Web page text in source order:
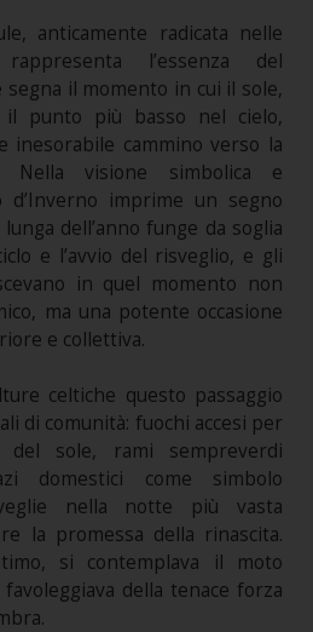
anticamente radicata nelle
l’essenza del
segna il momento in cui il sole,
il punto più basso nel cielo,
inesorabile cammino verso la
Nella visione simbolica e
d’Inverno imprime un segno
dell’anno funge da soglia
e l’avvio del risveglio, e gli
in quel momento non
ma una potente occasione
e collettiva.
celtiche questo passaggio
di comunità: fuochi accesi per
sole, rami sempreverdi
domestici come simbolo
nella notte più vasta
la promessa della rinascita.
si contemplava il moto
della tenace forza